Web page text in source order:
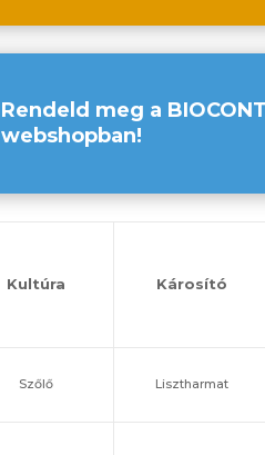
Rendeld meg a
webshopban!
Kultúra Károsító
Szőlő Lisztharmat